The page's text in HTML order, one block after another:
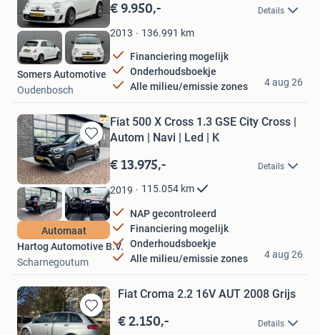
in
Mijn
Favorieten
€ 9.950,- Details
2013 136.991 km
Financiering mogelijk
Onderhoudsboekje
Alle milieu/emissie zones
Somers Automotive
Oudenbosch
4 aug 26
Bewaren
in
Mijn
Favorieten
Automaat
Fiat 500 X Cross 1.3 GSE City Cross |
Autom | Navi | Led | K
€ 13.975,- Details
2019 115.054 km
NAP gecontroleerd
Financiering mogelijk
Onderhoudsboekje
Alle milieu/emissie zones
Hartog Automotive B.V.
Scharnegoutum
4 aug 26
Bewaren
in
Fiat Croma 2.2 16V AUT 2008 Grijs
€ 2.150,- Details